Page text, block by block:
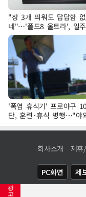
광
고
"창 3개 띄워도 답답함 없
네"…'폴드8 울트라', 일
니
'폭염 휴식기' 프로야구
단, 훈련·휴식 병행…"야
해도 안전 최우선"
회사소개 제
PC화면 제